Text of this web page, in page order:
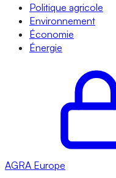
Politique agricole
Environnement
Économie
Énergie
AGRA Europe